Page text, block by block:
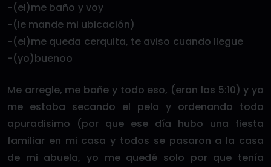
-(el)me baño y voy
-(le mande mi ubicación)
-(el)me queda cerquita, te aviso cuando llegue
-(yo)buenoo
Me arregle, me bañe y todo eso, (eran las 5:10) y yo
me estaba secando el pelo y ordenando todo
apuradisimo (por que ese día hubo una fiesta
familiar en mi casa y todos se pasaron a la casa
de mi abuela, yo me quedé solo por que tenía